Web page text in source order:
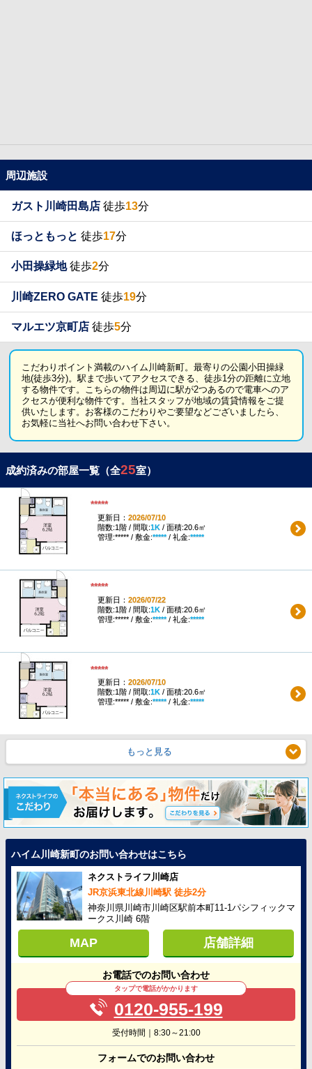
周辺施設
ガスト川崎田島店 徒歩13分
ほっともっと 徒歩17分
小田操緑地徒歩2分
川崎ZERO GATE 徒歩19分
マルエツ京町店 徒歩5分
こだわりポイント満載のハイム川崎新町。最寄りの公園小田操緑
地(徒歩3分)。駅まで歩いてアクセスできる、徒歩1分の距離に立地
する物件です。こちらの物件は周辺に駅が2つあるので電車へのア
クセスが便利な物件です。当社スタッフが地域の賃貸情報をご提
供いたします。お客様のこだわりやご要望などございましたら、
お気軽に当社へお問い合わせ下さい。
成約済みの部屋一覧（全25室）
*****
更新日： 2026/07/10
階数:1階 / 間取:1K/ 面積:20.6㎡
管理:***** / 敷金:*****/ 礼金:*****
*****
更新日： 2026/07/22
階数:1階 / 間取:1K/ 面積:20.6㎡
管理:***** / 敷金:*****/ 礼金:*****
*****
更新日： 2026/07/10
階数:1階 / 間取:1K/ 面積:20.6㎡
管理:***** / 敷金:*****/ 礼金:*****
もっと見る
ハイム川崎新町のお問い合わせはこちら
ネクストライフ川崎店
JR京浜東北線川崎駅 徒歩2分
神奈川県川崎市川崎区駅前本町11-1パシフィックマ
ークス川崎 6階
MAP 店舗詳細
お電話でのお問い合わせ
タップで電話がかかります
0120-955-199
受付時間｜8:30～21:00
フォームでのお問い合わせ